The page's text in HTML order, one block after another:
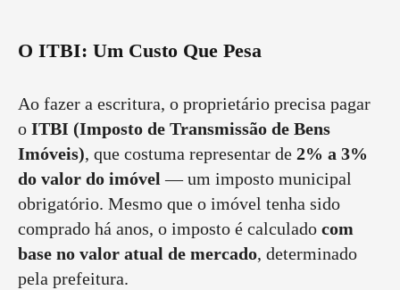
O ITBI: Um Custo Que Pesa
Ao fazer a escritura, o proprietário precisa pagar
o ITBI (Imposto de Transmissão de Bens
Imóveis), que costuma representar de 2% a 3%
do valor do imóvel — um imposto municipal
obrigatório. Mesmo que o imóvel tenha sido
comprado há anos, o imposto é calculado com
base no valor atual de mercado, determinado
pela prefeitura.